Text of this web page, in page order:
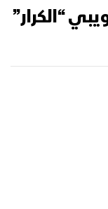
“الكرار”